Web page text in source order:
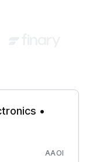
•
AAOI